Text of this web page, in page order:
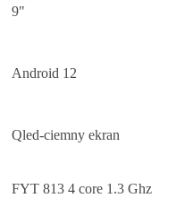
9"
Android 12
Qled-ciemny ekran
FYT 813 4 core 1.3 Ghz